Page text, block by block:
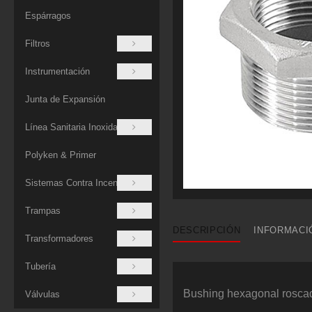
Espárragos
Filtros
Instrumentación
Junta de Expansión
Línea Sanitaria Inoxidable
Polyken & Primer
Sistemas Contra Incendios
Trampas
Transformadores
Tubería
Válvulas
DESCRIPCIÓN
Bushing hexagonal